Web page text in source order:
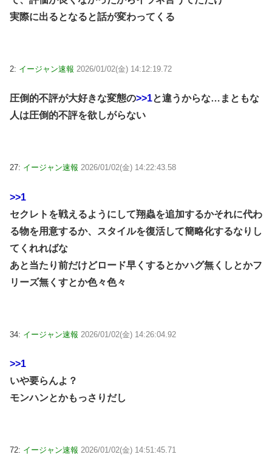
実際に出るとなると話が変わってくる
2: イージャン速報 2026/01/02(金) 14:12:19.72
圧倒的不評が大好きな変態の>>1と違うからな…まともな
人は圧倒的不評を欲しがらない
27: イージャン速報 2026/01/02(金) 14:22:43.58
>>1
セクレトを戦えるようにして翔蟲を追加するかそれに代わ
る物を用意するか、スタイルを復活して簡略化するなりし
てくれればな
あと当たり前だけどロード早くするとかハグ無くしとかフ
リーズ無くすとか色々色々
34: イージャン速報 2026/01/02(金) 14:26:04.92
>>1
いや要らんよ？
モンハンとかもっさりだし
72: イージャン速報 2026/01/02(金) 14:51:45.71